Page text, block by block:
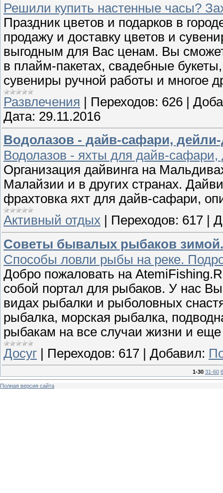
Решили купить настенные часы?
Праздник цветов и подарков в
продажу и доставку цветов и
выгодным для Вас ценам. Вы
в плайм-пакетах, свадебные
сувениры ручной работы и многое
Развлечения | Переходов: 626 |
Дата: 29.11.2016
Водолазов - дайв-сафари,
Водолазов - яхты для дайв-сафари,
Организация дайвинга на
Малайзии и в других странах.
фрахтовка яхт для дайв-сафари,
Активный отдых
Переходов: 617
Советы бывалых рыбаков
Способы ловли рыбы на реке.
Добро пожаловать на
собой портал для рыбаков. У нас
видах рыбалки и рыболовных
рыбалка, морская рыбалка,
рыбакам на все случаи жизни и еще
Досуг
Переходов: 617 Добавил:
1-30 31-60
Полная версия сайта